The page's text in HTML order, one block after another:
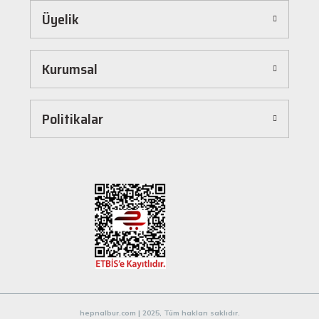
Hepnalbur.com, kullanıcı dostu arayüzü sayesinde alışverişi keyifli bir deneyime
dönüştürür. Ürünleri kategorilere göre sıralayabilir, arama kutusunu kullanarak
istediğiniz ürünü anında bulabilirsiniz. Ayrıca ürün sayfalarımızda detaylı açıklamalar ve
ürün özellikleri yer alır, böylece tercih etmek istediğiniz ürün hakkında tüm bilgilere
hızlıca siparişinizi tamamlayabilirsiniz.
Hızlı Kargo ve Güvenilir Teslimat
Hepnalbur.com olarak müşterilerimize en hızlı şekilde ürünlerini ulaştırmak için özenle
Müşteri Destek Hattı ile İletişim
Herhangi bir soru, öneri veya şikayetiniz için müşteri destek ekibimiz her zaman
hizmetinizdedir. İletişim sayfamız üzerinden bize ulaşabilir veya canlı destek
hattımızdan anında yardım alabilirsiniz. Siz değerli müşterilerimizin memnuniyeti, en
ve güvenilir alışveriş deneyimiyle ihtiyaçlarınızı karşılamak için buradayız.
Üyelik
Kurumsal
Politikalar
hepnalbur.com | 2025, Tüm hakları saklıdır.